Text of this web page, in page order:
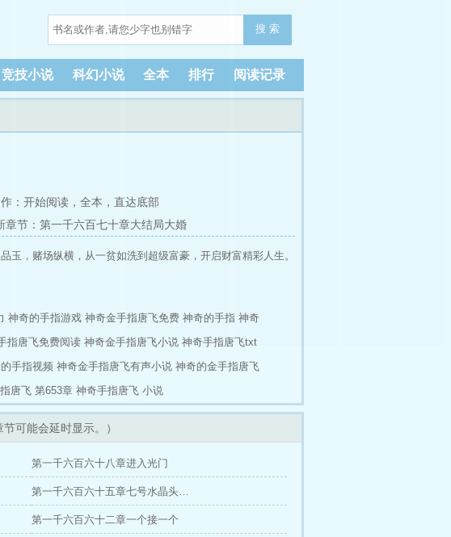
搜 索
竞技小说 科幻小说 全本 排行 阅读记录
： 开始阅读，全本， 直达底部
章节：第一千六百七十章大结局大婚
，赌场纵横，从一贫如洗到超级富豪，开启财富精彩人生。
神奇的手指游戏 神奇金手指唐飞免费 神奇的手指 神奇
指唐飞免费阅读 神奇金手指唐飞小说 神奇手指唐飞txt
手指视频 神奇金手指唐飞有声小说 神奇的金手指唐飞
唐飞 第653章 神奇手指唐飞 小说
可能会延时显示。）
第一千六百六十八章进入光门
第一千六百六十五章七号水晶头…
第一千六百六十二章一个接一个